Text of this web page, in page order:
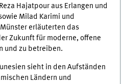
Hajatpour aus Erlangen und
Milad Karimi und
erläuterten das
Zukunft für moderne, offene
und zu betreiben.
sieht in den Aufständen
Ländern und